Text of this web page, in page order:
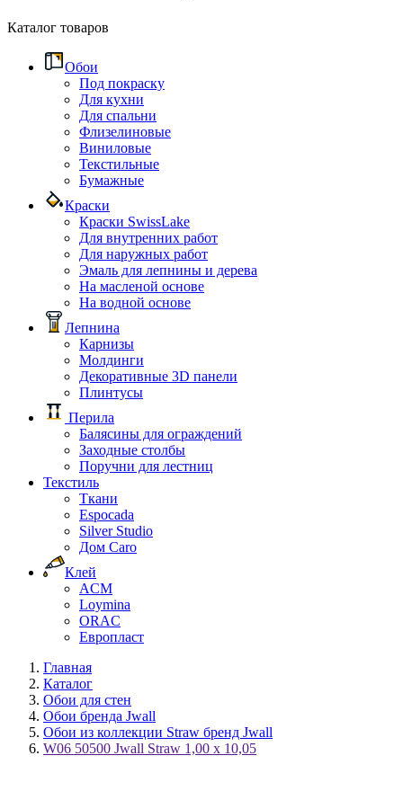
Каталог товаров
Обои
Под покраску
Для кухни
Для спальни
Флизелиновые
Виниловые
Текстильные
Бумажные
Краски
Краски SwissLake
Для внутренних работ
Для наружных работ
Эмаль для лепнины и дерева
На масленой основе
На водной основе
Лепнина
Карнизы
Молдинги
Декоративные 3D панели
Плинтусы
Перила
Балясины для ограждений
Заходные столбы
Поручни для лестниц
Текстиль
Ткани
Espocada
Silver Studio
Дом Caro
Клей
ACM
Loymina
ORAC
Европласт
Главная
Каталог
Обои для стен
Обои бренда Jwall
Обои из коллекции Straw бренд Jwall
W06 50500 Jwall Straw 1,00 х 10,05